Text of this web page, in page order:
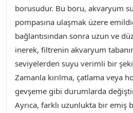
borusudur. Bu boru, akvaryum
pompasına ulaşmak üzere
bağlantısından sonra uzun ve
inerek, filtrenin akvaryum
seviyelerden suyu verimli bir
Zamanla kırılma, çatlama veya
gevşeme gibi durumlarda
Ayrıca, farklı uzunlukta bir emiş